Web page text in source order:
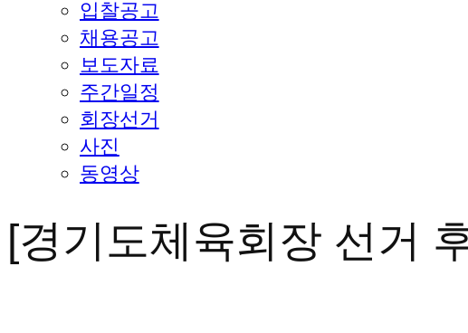
입찰공고
채용공고
보도자료
주간일정
회장선거
사진
동영상
[경기도체육회장 선거